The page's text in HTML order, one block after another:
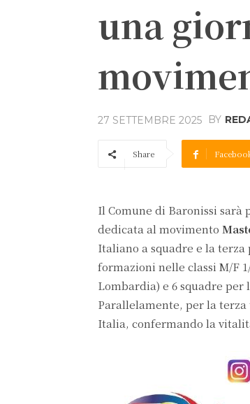
una
27 SETTEMBRE 2025 BY
Share
Il Comune di Baronissi sarà
dedicata al movimento
Italiano a squadre e la
formazioni nelle classi M/F
Lombardia) e 6 squadre per
Parallelamente, per la
Italia, confermando la